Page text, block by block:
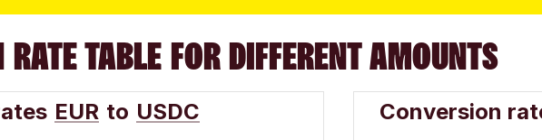
TABLE FOR DIFFERENT AMOUNTS
EUR to USDC Conversion